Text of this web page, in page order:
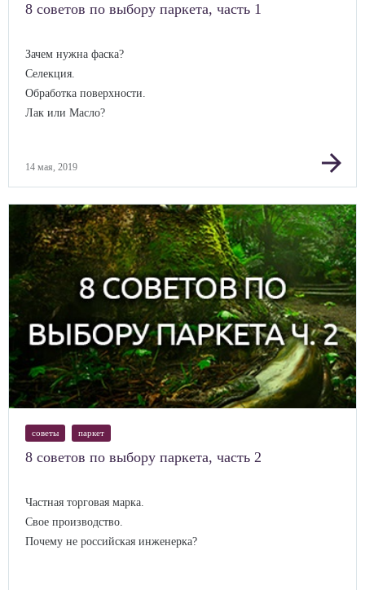
8 советов по выбору паркета, часть 1
Зачем нужна фаска?
Селекция.
Обработка поверхности.
Лак или Масло?
14 мая, 2019 arrow_forward
советы паркет
8 советов по выбору паркета, часть 2
Частная торговая марка.
Свое производство.
Почему не российская инженерка?